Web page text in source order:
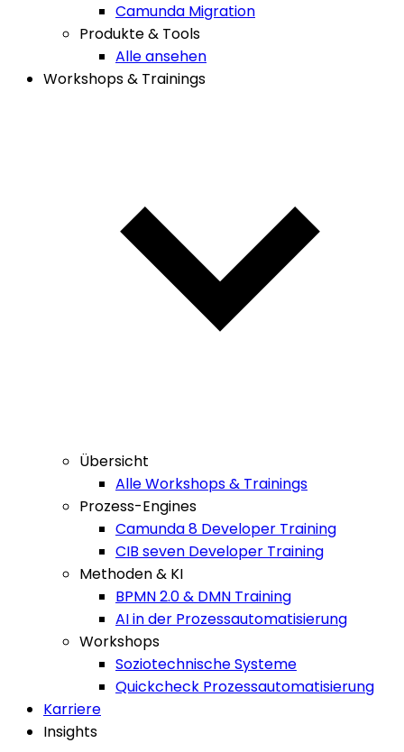
Camunda Migration
Produkte & Tools
Alle ansehen
Workshops & Trainings
Übersicht
Alle Workshops & Trainings
Prozess-Engines
Camunda 8 Developer Training
CIB seven Developer Training
Methoden & KI
BPMN 2.0 & DMN Training
AI in der Prozessautomatisierung
Workshops
Soziotechnische Systeme
Quickcheck Prozessautomatisierung
Karriere
Insights